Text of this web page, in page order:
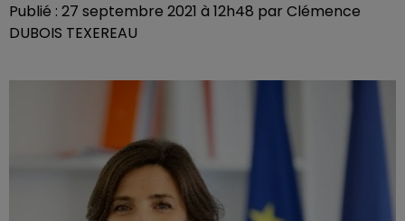
Publié : 27 septembre 2021 à 12h48 par Clémence
DUBOIS TEXEREAU